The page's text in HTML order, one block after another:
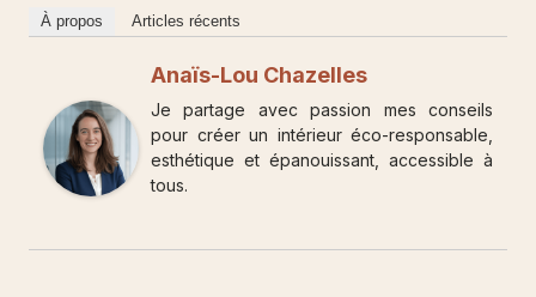
À propos Articles récents
Anaïs-Lou Chazelles
Je partage avec passion mes conseils
pour créer un intérieur éco-responsable,
esthétique et épanouissant, accessible à
tous.